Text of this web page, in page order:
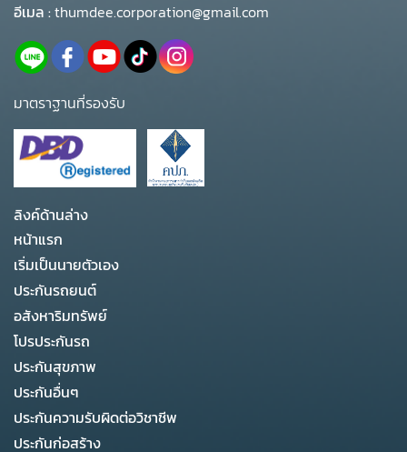
อีเมล :thumdee.corporation@gmail.com
มาตราฐานที่รองรับ
ลิงค์ด้านล่าง
หน้าแรก
เริ่มเป็นนายตัวเอง
ประกันรถยนต์
อสังหาริมทรัพย์
โปรประกันรถ
ประกันสุขภาพ
ประกันอื่นๆ
ประกันความรับผิดต่อวิชาชีพ
ประกันก่อสร้าง